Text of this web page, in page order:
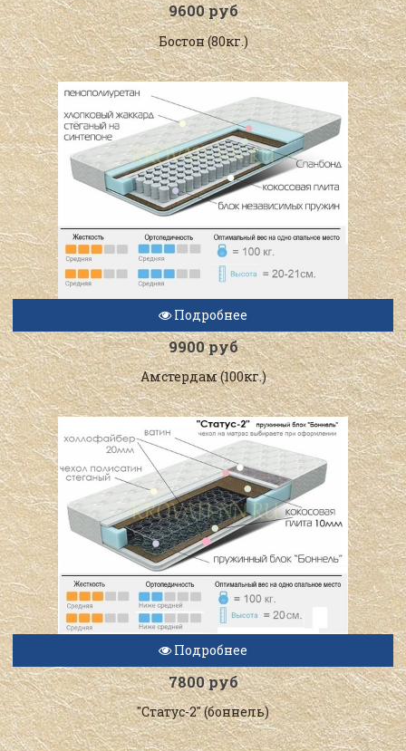
9600 руб
Бостон (80кг.)
Подробнее
9900 руб
Амстердам (100кг.)
Подробнее
7800 руб
"Статус-2" (боннель)